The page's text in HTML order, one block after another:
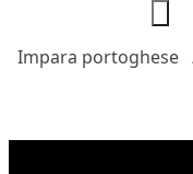
Impara portoghese